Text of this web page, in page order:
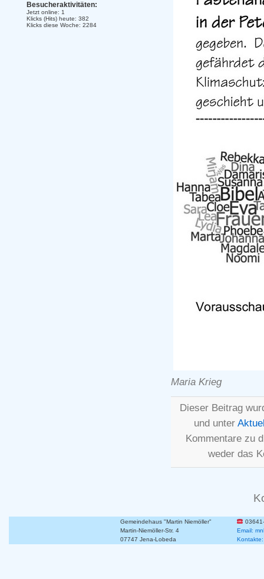
Maria Krieg
Dieser Beitrag
und unter
Kommentare zu
weder das
Besucheraktivitäten:
Jetzt online: 1
Klicks (Hits) heute: 382
Klicks diese Woche: 2284
Gemeindehaus "Martin Niemöller"
Martin-Niemöller-Str. 4
Email:
07747 Jena-Lobeda